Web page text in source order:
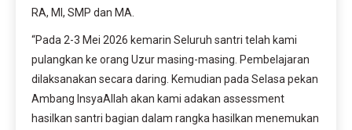
RA, MI, SMP dan MA.
“Pada 2-3 Mei 2026 kemarin Seluruh santri telah kami
pulangkan ke orang Uzur masing-masing. Pembelajaran
dilaksanakan secara daring. Kemudian pada Selasa pekan
Ambang InsyaAllah akan kami adakan assessment
hasilkan santri bagian dalam rangka hasilkan menemukan